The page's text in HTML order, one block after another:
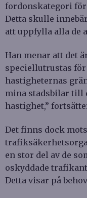
fordonskategori
Detta skulle
att uppfylla alla de
Han menar att det
speciellutrustas för
hastigheternas
mina stadsbilar till
hastighet,”
Det finns dock
en stor del av de
oskyddade
Detta visar på